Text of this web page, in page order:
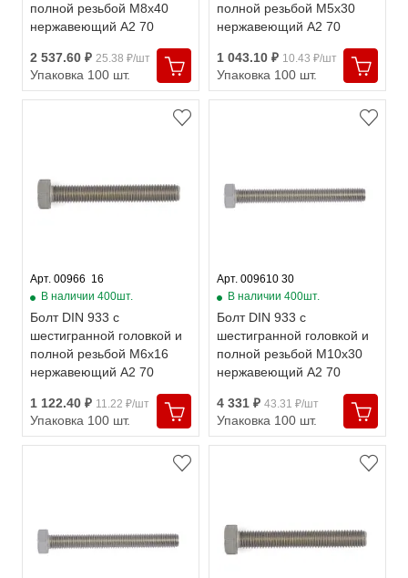
полной резьбой М8х40
нержавеющий А2 70
2 537.60 ₽ 25.38 ₽/шт
Упаковка 100 шт.
полной резьбой М5х30
нержавеющий А2 70
1 043.10 ₽ 10.43 ₽/шт
Упаковка 100 шт.
Арт. 00966  16
В наличии 400шт.
Болт DIN 933 с
шестигранной головкой и
полной резьбой М6х16
нержавеющий А2 70
1 122.40 ₽ 11.22 ₽/шт
Упаковка 100 шт.
Арт. 009610 30
В наличии 400шт.
Болт DIN 933 с
шестигранной головкой и
полной резьбой М10х30
нержавеющий А2 70
4 331 ₽ 43.31 ₽/шт
Упаковка 100 шт.